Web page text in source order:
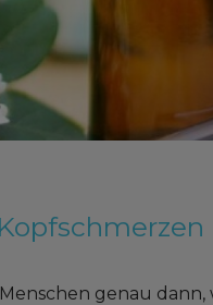
genau dann,